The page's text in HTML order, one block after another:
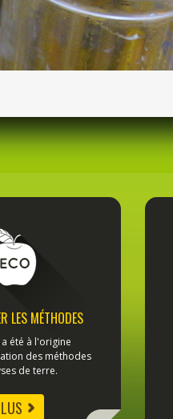
LES MÉTHODES
a été à l'origine
des méthodes
de terre.